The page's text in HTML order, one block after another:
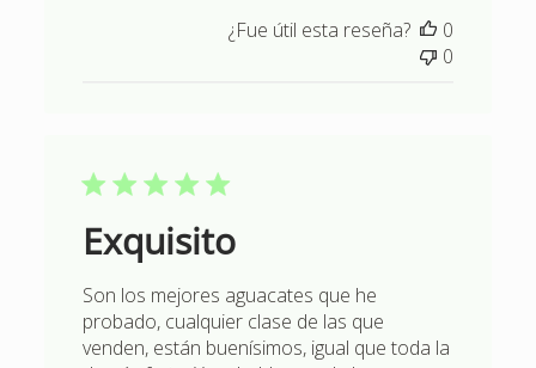
publicación
¿Fue útil esta reseña?
0
0
Exquisito
Son los mejores aguacates que he
probado, cualquier clase de las que
venden, están buenísimos, igual que toda la